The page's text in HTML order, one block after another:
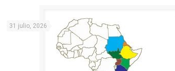
31 julio, 2026